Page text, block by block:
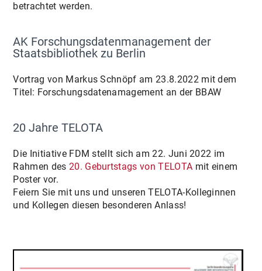
betrachtet werden.
AK Forschungsdatenmanagement der
Staatsbibliothek zu Berlin
Vortrag von Markus Schnöpf am 23.8.2022 mit dem
Titel: Forschungsdatenamagement an der BBAW
20 Jahre TELOTA
Die Initiative FDM stellt sich am 22. Juni 2022 im
Rahmen des 20. Geburtstags von TELOTA mit einem
Poster vor.
Feiern Sie mit uns und unseren TELOTA-Kolleginnen
und Kollegen diesen besonderen Anlass!